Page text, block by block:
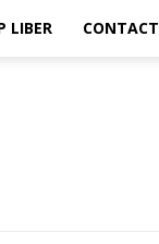
LIBER CONTACT